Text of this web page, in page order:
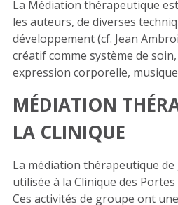
La Médiation thérapeutique
les auteurs, de diverses
développement (cf. Jean
créatif comme système de
expression corporelle,
MÉDIATION
LA CLINIQUE
La médiation thérapeutique
utilisée à la Clinique des Portes
Ces activités de groupe ont